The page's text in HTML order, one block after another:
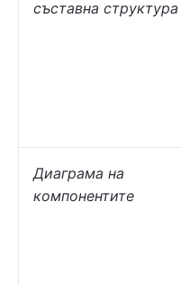
съставна структура
Диаграма на
компонентите